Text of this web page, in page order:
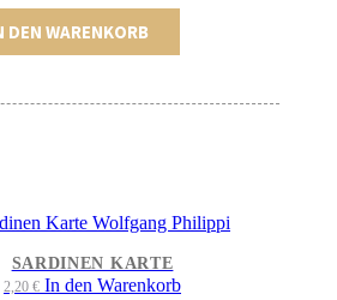
Karte
Menge
DEN WARENKORB
SARDINEN KARTE
2,20 € In den Warenkorb